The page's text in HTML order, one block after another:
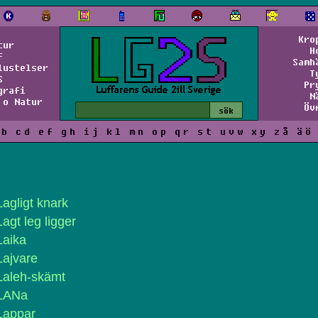
Natur
b c d e f g h i j k l m n o p q r s t u v w x y z å ä ö
knark
leg ligger
skämt